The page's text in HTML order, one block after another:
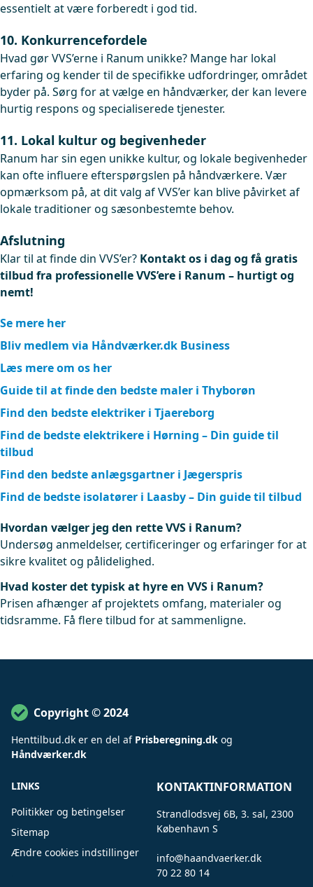
essentielt at være forberedt i god tid.
10. Konkurrencefordele
Hvad gør VVS’erne i Ranum unikke? Mange har lokal
erfaring og kender til de specifikke udfordringer, området
byder på. Sørg for at vælge en håndværker, der kan levere
hurtig respons og specialiserede tjenester.
11. Lokal kultur og begivenheder
Ranum har sin egen unikke kultur, og lokale begivenheder
kan ofte influere efterspørgslen på håndværkere. Vær
opmærksom på, at dit valg af VVS’er kan blive påvirket af
lokale traditioner og sæsonbestemte behov.
Afslutning
Klar til at finde din VVS’er? Kontakt os i dag og få gratis
tilbud fra professionelle VVS’ere i Ranum – hurtigt og
nemt!
Se mere her
Bliv medlem via Håndværker.dk Business
Læs mere om os her
Guide til at finde den bedste maler i Thyborøn
Find den bedste elektriker i Tjaereborg
Find de bedste elektrikere i Hørning – Din guide til
tilbud
Find den bedste anlægsgartner i Jægerspris
Find de bedste isolatører i Laasby – Din guide til tilbud
Hvordan vælger jeg den rette VVS i Ranum?
Undersøg anmeldelser, certificeringer og erfaringer for at
sikre kvalitet og pålidelighed.
Hvad koster det typisk at hyre en VVS i Ranum?
Prisen afhænger af projektets omfang, materialer og
tidsramme. Få flere tilbud for at sammenligne.
Copyright © 2024
Henttilbud.dk er en del af Prisberegning.dk og
Håndværker.dk
LINKS
Politikker og betingelser
Sitemap
Ændre cookies indstillinger
KONTAKTINFORMATION
Strandlodsvej 6B, 3. sal, 2300
København S
info@haandvaerker.dk
70 22 80 14